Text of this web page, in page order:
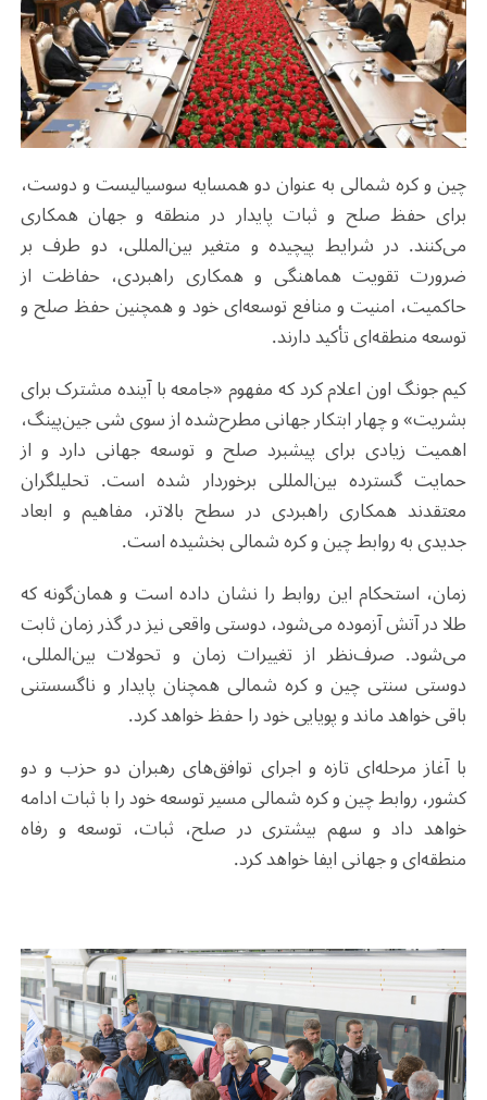
چین و کره شمالی به عنوان دو همسایه سوسیالیست و دوست،
برای حفظ صلح و ثبات پایدار در منطقه و جهان همکاری
می‌کنند. در شرایط پیچیده و متغیر بین‌المللی، دو طرف بر
ضرورت تقویت هماهنگی و همکاری راهبردی، حفاظت از
حاکمیت، امنیت و منافع توسعه‌ای خود و همچنین حفظ صلح و
توسعه منطقه‌ای تأکید دارند.
کیم جونگ اون اعلام کرد که مفهوم «جامعه با آینده مشترک برای
بشریت» و چهار ابتکار جهانی مطرح‌شده از سوی شی جین‌پینگ،
اهمیت زیادی برای پیشبرد صلح و توسعه جهانی دارد و از
حمایت گسترده بین‌المللی برخوردار شده است. تحلیلگران
معتقدند همکاری راهبردی در سطح بالاتر، مفاهیم و ابعاد
جدیدی به روابط چین و کره شمالی بخشیده است.
زمان، استحکام این روابط را نشان داده است و همان‌گونه که
طلا در آتش آزموده می‌شود، دوستی واقعی نیز در گذر زمان ثابت
می‌شود. صرف‌نظر از تغییرات زمان و تحولات بین‌المللی،
دوستی سنتی چین و کره شمالی همچنان پایدار و ناگسستنی
باقی خواهد ماند و پویایی خود را حفظ خواهد کرد.
با آغاز مرحله‌ای تازه و اجرای توافق‌های رهبران دو حزب و دو
کشور، روابط چین و کره شمالی مسیر توسعه خود را با ثبات ادامه
خواهد داد و سهم بیشتری در صلح، ثبات، توسعه و رفاه
منطقه‌ای و جهانی ایفا خواهد کرد.